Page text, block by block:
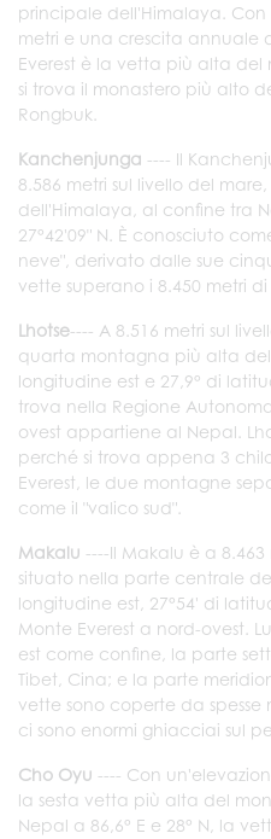
principale dell'Himalaya. Con
metri e una crescita annuale
Everest è la vetta più alta del
si trova il monastero più alto
Rongbuk.
Kanchenjunga ---- Il
8.586 metri sul livello del
dell'Himalaya, al confine tra
27°42'09" N. È conosciuto
neve", derivato dalle sue
vette superano i 8.450 metri di
Lhotse---- A 8.516 metri sul
quarta montagna più alta del
longitudine est e 27,9° di
trova nella Regione
ovest appartiene al Nepal.
perché si trova appena 3
Everest, le due montagne
come il "valico sud".
Makalu ----Il Makalu è a
situato nella parte centrale
longitudine est, 27°54' di
Monte Everest a nord-ovest.
est come confine, la parte
Tibet, Cina; e la parte
vette sono coperte da
ci sono enormi ghiacciai sul
Cho Oyu ---- Con
la sesta vetta più alta del
Nepal a 86,6° E e 28° N, la